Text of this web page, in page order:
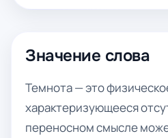
Значение слова
Темнота — это
характеризующееся
переносном смысле